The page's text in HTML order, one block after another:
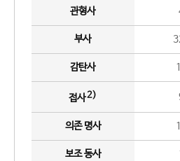
관형사
부사
감탄사
접사2)
의존 명사
보조 동사